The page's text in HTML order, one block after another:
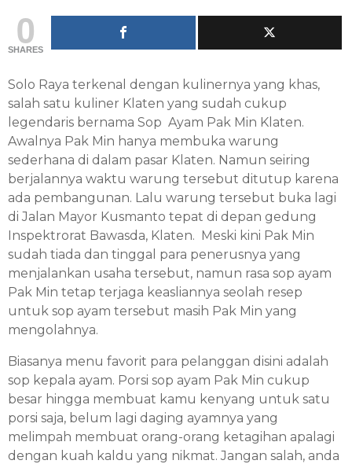
0
SHARES
Solo Raya terkenal dengan kulinernya yang khas,
salah satu kuliner Klaten yang sudah cukup
legendaris bernama Sop Ayam Pak Min Klaten.
Awalnya Pak Min hanya membuka warung
sederhana di dalam pasar Klaten. Namun seiring
berjalannya waktu warung tersebut ditutup karena
ada pembangunan. Lalu warung tersebut buka lagi
di Jalan Mayor Kusmanto tepat di depan gedung
Inspektrorat Bawasda, Klaten. Meski kini Pak Min
sudah tiada dan tinggal para penerusnya yang
menjalankan usaha tersebut, namun rasa sop ayam
Pak Min tetap terjaga keasliannya seolah resep
untuk sop ayam tersebut masih Pak Min yang
mengolahnya.
Biasanya menu favorit para pelanggan disini adalah
sop kepala ayam. Porsi sop ayam Pak Min cukup
besar hingga membuat kamu kenyang untuk satu
porsi saja, belum lagi daging ayamnya yang
melimpah membuat orang-orang ketagihan apalagi
dengan kuah kaldu yang nikmat. Jangan salah, anda